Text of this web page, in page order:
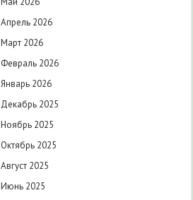
Апрель 2026
Март 2026
Февраль 2026
Январь 2026
Декабрь 2025
Ноябрь 2025
Октябрь 2025
Август 2025
Июнь 2025